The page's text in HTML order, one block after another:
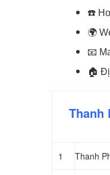
☎️
🌍
📧
🏠
Thanh
1 Thanh